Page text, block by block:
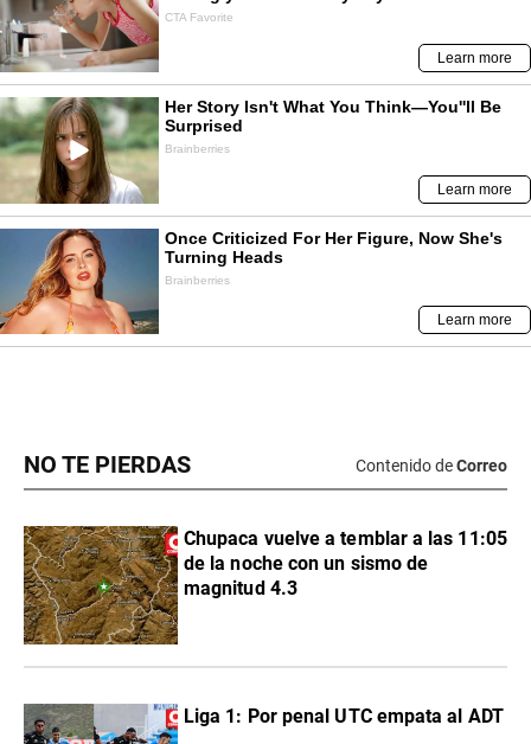
NO TE PIERDAS Contenido deCorreo
Chupaca vuelve a temblar a las 11:05
de la noche con un sismo de
magnitud 4.3
Liga 1: Por penal UTC empata al ADT